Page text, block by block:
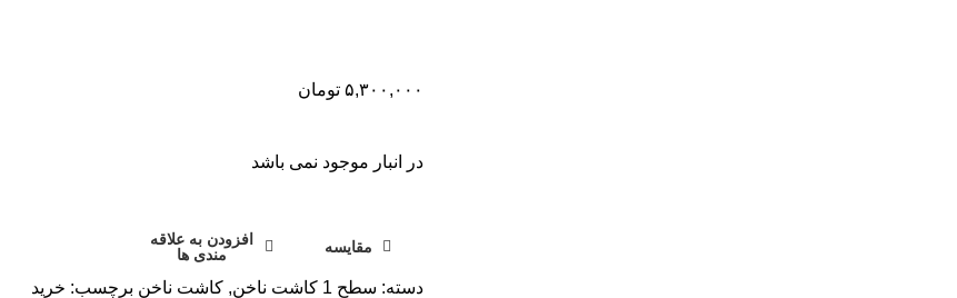
۵,۳۰۰,۰۰۰ تومان
در انبار موجود نمی باشد
مقایسه
افزودن به علاقه
مندی ها
دسته: سطح 1 کاشت ناخن , کاشت ناخن برچسب: خرید